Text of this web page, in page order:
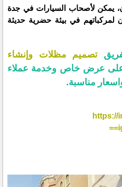
يمكن لأصحاب السيارات في جدة
لمركباتهم في بيئة حضرية حديثة
تصميم مظلات وإنشاء
عرض خاص وخدمة عملاء
مناسبة.
https://